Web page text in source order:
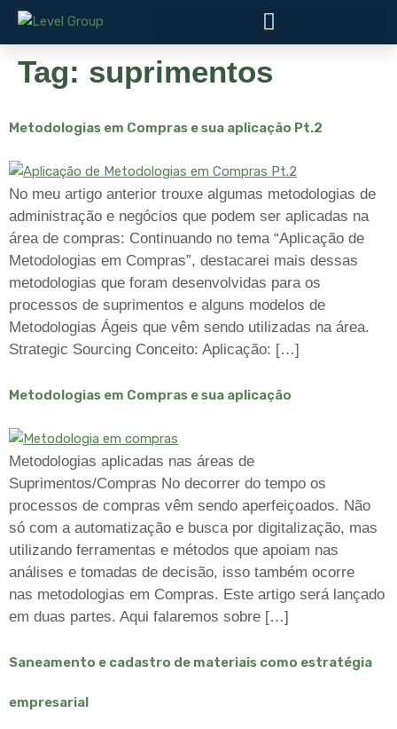
Tag: suprimentos
Metodologias em Compras e sua aplicação Pt.2
No meu artigo anterior trouxe algumas metodologias de
administração e negócios que podem ser aplicadas na
área de compras: Continuando no tema “Aplicação de
Metodologias em Compras”, destacarei mais dessas
metodologias que foram desenvolvidas para os
processos de suprimentos e alguns modelos de
Metodologias Ágeis que vêm sendo utilizadas na área.
Strategic Sourcing Conceito: Aplicação: […]
Metodologias em Compras e sua aplicação
Metodologias aplicadas nas áreas de
Suprimentos/Compras No decorrer do tempo os
processos de compras vêm sendo aperfeiçoados. Não
só com a automatização e busca por digitalização, mas
utilizando ferramentas e métodos que apoiam nas
análises e tomadas de decisão, isso também ocorre
nas metodologias em Compras. Este artigo será lançado
em duas partes. Aqui falaremos sobre […]
Saneamento e cadastro de materiais como estratégia
empresarial